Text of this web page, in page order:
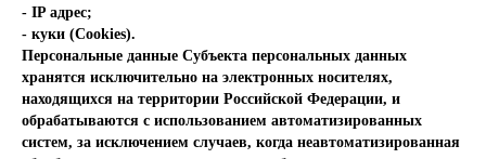
- IP адрес;
- куки (Cookies).
Персональные данные Субъекта персональных данных
хранятся исключительно на электронных носителях,
находящихся на территории Российской Федерации, и
обрабатываются с использованием автоматизированных
систем, за исключением случаев, когда неавтоматизированная